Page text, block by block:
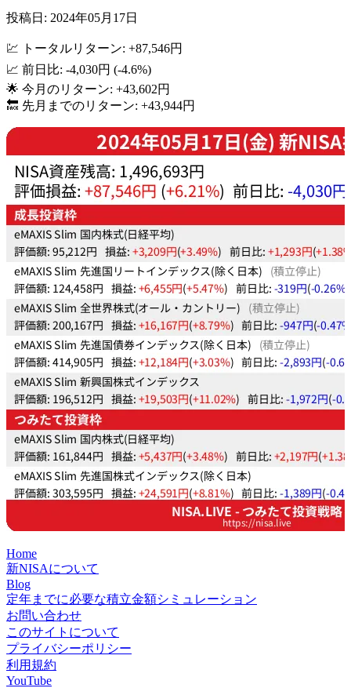
投稿日: 2024年05月17日
💹 トータルリターン: +87,546円
📈 前日比: -4,030円 (-4.6%)
🌟 今月のリターン: +43,602円
🔙 先月までのリターン: +43,944円
Home
新NISAについて
Blog
定年までに必要な積立金額シミュレーション
お問い合わせ
このサイトについて
プライバシーポリシー
利用規約
YouTube